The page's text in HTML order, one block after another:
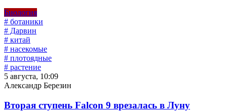
Биология
# ботаники
# Дарвин
# китай
# насекомые
# плотоядные
# растение
5 августа, 10:09
Александр Березин
Вторая ступень Falcon 9 врезалась в Луну